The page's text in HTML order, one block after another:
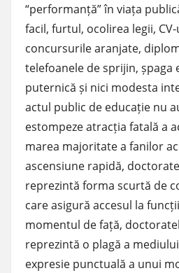
“performanță” în viața
facil, furtul, ocolirea legii,
concursurile aranjate,
telefoanele de sprijin, șpaga
puternică și nici modesta
actul public de educație nu
estompeze atracția fatală a
marea majoritate a fanilor
ascensiune rapidă,
reprezintă forma scurtă de
care asigură accesul la
momentul de față,
reprezintă o plagă a
expresie punctuală a unui